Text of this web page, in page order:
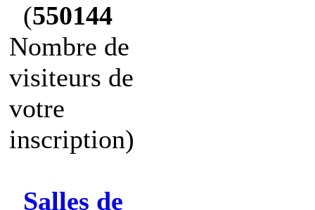
(550144
Nombre de
visiteurs de
votre
inscription)
Salles de